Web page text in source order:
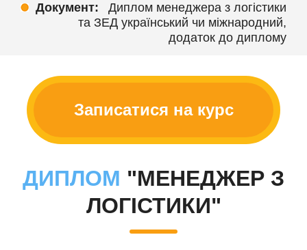
Документ:
Диплом менеджера з логістики
та ЗЕД український чи міжнародний,
додаток до диплому
Записатися на курс
ДИПЛОМ "МЕНЕДЖЕР З
ЛОГІСТИКИ"